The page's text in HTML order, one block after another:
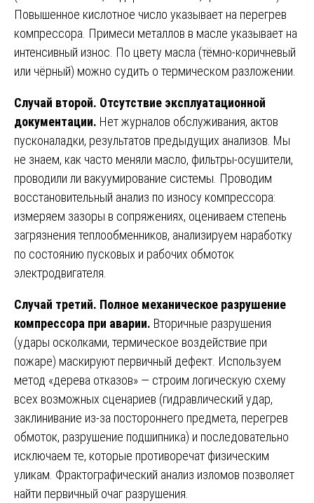
Повышенное кислотное число указывает на перегрев
компрессора. Примеси металлов в масле указывает на
интенсивный износ. По цвету масла (тёмно-коричневый
или чёрный) можно судить о термическом разложении.
Случай второй. Отсутствие эксплуатационной
документации. Нет журналов обслуживания, актов
пусконаладки, результатов предыдущих анализов. Мы
не знаем, как часто меняли масло, фильтры-осушители,
проводили ли вакуумирование системы. Проводим
восстановительный анализ по износу компрессора:
измеряем зазоры в сопряжениях, оцениваем степень
загрязнения теплообменников, анализируем наработку
по состоянию пусковых и рабочих обмоток
электродвигателя.
Случай третий. Полное механическое разрушение
компрессора при аварии. Вторичные разрушения
(удары осколками, термическое воздействие при
пожаре) маскируют первичный дефект. Используем
метод «дерева отказов» — строим логическую схему
всех возможных сценариев (гидравлический удар,
заклинивание из-за постороннего предмета, перегрев
обмоток, разрушение подшипника) и последовательно
исключаем те, которые противоречат физическим
уликам. Фрактографический анализ изломов позволяет
найти первичный очаг разрушения.